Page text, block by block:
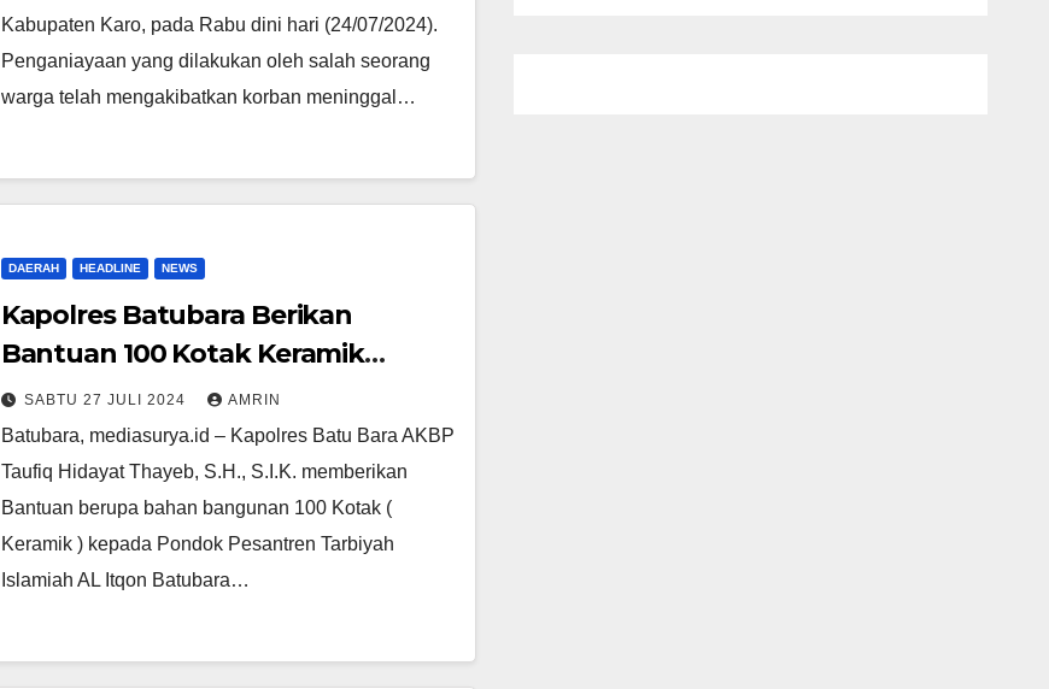
Kabupaten Karo, pada Rabu dini hari (24/07/2024).
Penganiayaan yang dilakukan oleh salah seorang
warga telah mengakibatkan korban meninggal…
DAERAH HEADLINE NEWS
Kapolres Batubara Berikan
Bantuan 100 Kotak Keramik
Pembangunan Pondok Pesantren
Tarbiyah Islamiah Al Itqon
SABTU 27 JULI 2024 AMRIN
Batubara, mediasurya.id – Kapolres Batu Bara AKBP
Taufiq Hidayat Thayeb, S.H., S.I.K. memberikan
Bantuan berupa bahan bangunan 100 Kotak (
Keramik ) kepada Pondok Pesantren Tarbiyah
Islamiah AL Itqon Batubara…